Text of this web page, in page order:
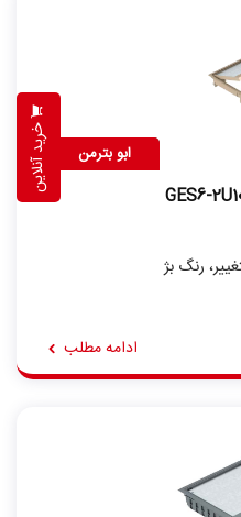
ابو بترمن
رنگ بژ
ادامه مطلب
خرید آنلاین